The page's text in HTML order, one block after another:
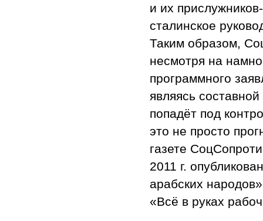
и их
сталинское
Таким образом,
несмотря на
программного
являясь
попадёт под
это не просто
газете
2011 г.
арабских
«Всё в руках